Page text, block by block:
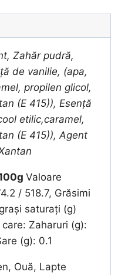
Zahăr pudră,
de vanilie, (apa,
propilen glicol,
(E 415)), Esență
etilic,caramel,
(E 415)), Agent
Valoare
/ 518.7, Grăsimi
saturați (g)
Zaharuri (g):
(g): 0.1
Ouă, Lapte